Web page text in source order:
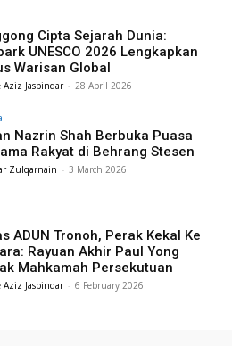
Cipta Sejarah Dunia:
UNESCO 2026 Lengkapkan
Warisan Global
Aziz Jasbindar - 28 April 2026
Nazrin Shah Berbuka Puasa
Rakyat di Behrang Stesen
Zulqarnain - 3 March 2026
ADUN Tronoh, Perak Kekal Ke
Rayuan Akhir Paul Yong
Mahkamah Persekutuan
Aziz Jasbindar - 6 February 2026